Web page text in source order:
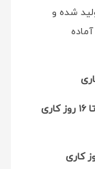
شده و
کاری